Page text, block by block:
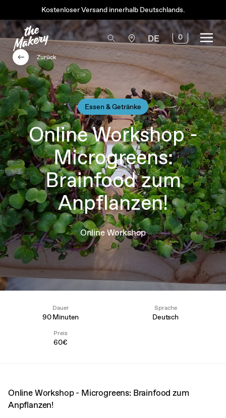
Kostenloser Versand innerhalb Deutschlands.
DE 0
Essen & Getränke
Online Workshop -
Microgreens:
Brainfood zum
Anpflanzen!
Online Workshop
Zurück
Dauer
90 Minuten
Sprache
Deutsch
Preis
60€
Online Workshop - Microgreens: Brainfood zum
Anpflanzen!